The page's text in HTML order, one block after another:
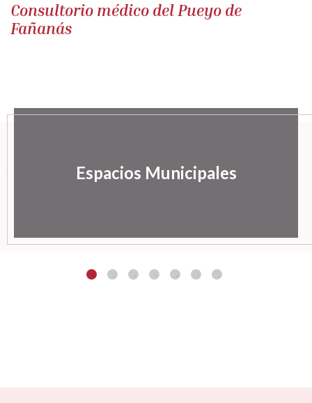
Consultorio médico del Pueyo de
Fañanás
Espacios Municipales